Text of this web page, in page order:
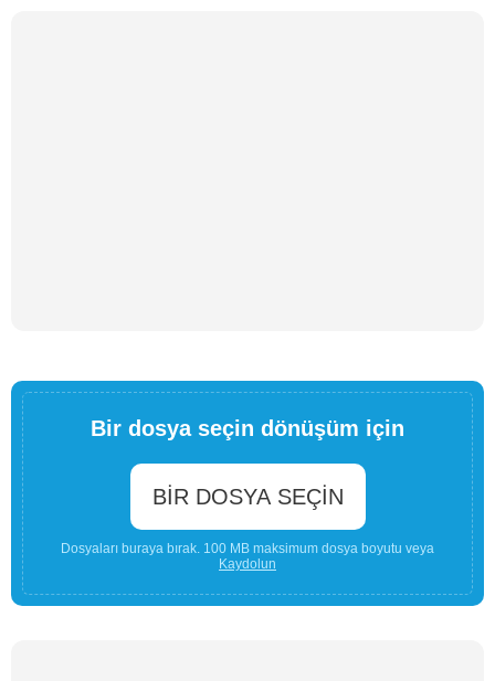
Bir dosya seçin dönüşüm için
BIR DOSYA SEÇIN
Dosyaları buraya bırak. 100 MB maksimum dosya boyutu veya
Kaydolun